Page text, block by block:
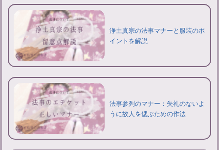
浄土真宗の法事マナーと服装のポ
イントを解説
法事参列のマナー：失礼のないよ
うに故人を偲ぶための作法